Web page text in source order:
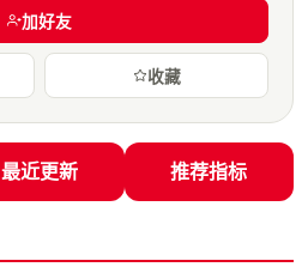
加好友
收藏
最近更新 推荐指标